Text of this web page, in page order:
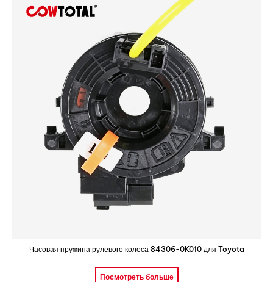
Часовая пружина рулевого колеса 84306-0K010 для Toyota
Посмотреть больше